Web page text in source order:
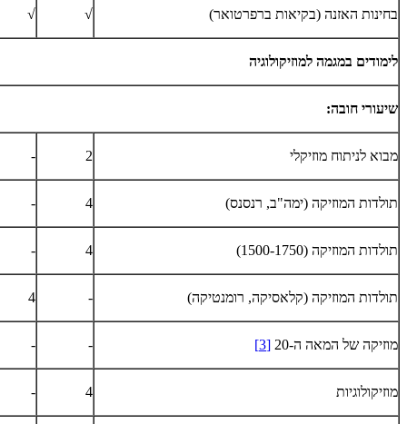
בחינות האזנה (בקיאות ברפרטואר) √
√
לימודים במגמה למוזיקולוגיה
שיעורי חובה:
מבוא לניתוח מוזיקלי 2
-
תולדות המוזיקה (ימה"ב, רנסנס) 4
-
תולדות המוזיקה (1500-1750) 4
-
תולדות המוזיקה (קלאסיקה, רומנטיקה) -
4
מוזיקה של המאה ה-20 [3]
-
-
מוזיקולוגיות 4
-